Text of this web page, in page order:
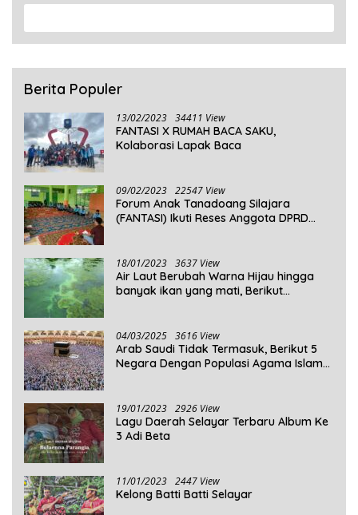
Berita Populer
13/02/2023 34411 View
FANTASI X RUMAH BACA SAKU,
Kolaborasi Lapak Baca
09/02/2023 22547 View
Forum Anak Tanadoang Silajara
(FANTASI) Ikuti Reses Anggota DPRD
18/01/2023 3637 View
Air Laut Berubah Warna Hijau hingga
banyak ikan yang mati, Berikut
04/03/2025 3616 View
Arab Saudi Tidak Termasuk, Berikut 5
Negara Dengan Populasi Agama Islam
19/01/2023 2926 View
Lagu Daerah Selayar Terbaru Album Ke
3 Adi Beta
11/01/2023 2447 View
Kelong Batti Batti Selayar